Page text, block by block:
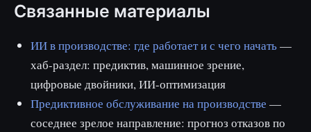
Связанные материалы
ИИ в производстве: где работает и с чего начать—
хаб-раздел: предиктив, машинное зрение,
цифровые двойники, ИИ-оптимизация
Предиктивное обслуживание на производстве —
соседнее зрелое направление: прогноз отказов по